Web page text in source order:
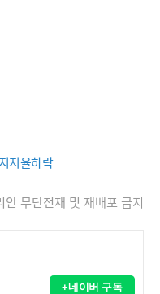
지율하락
무단전재 및 재배포 금지
+네이버 구독